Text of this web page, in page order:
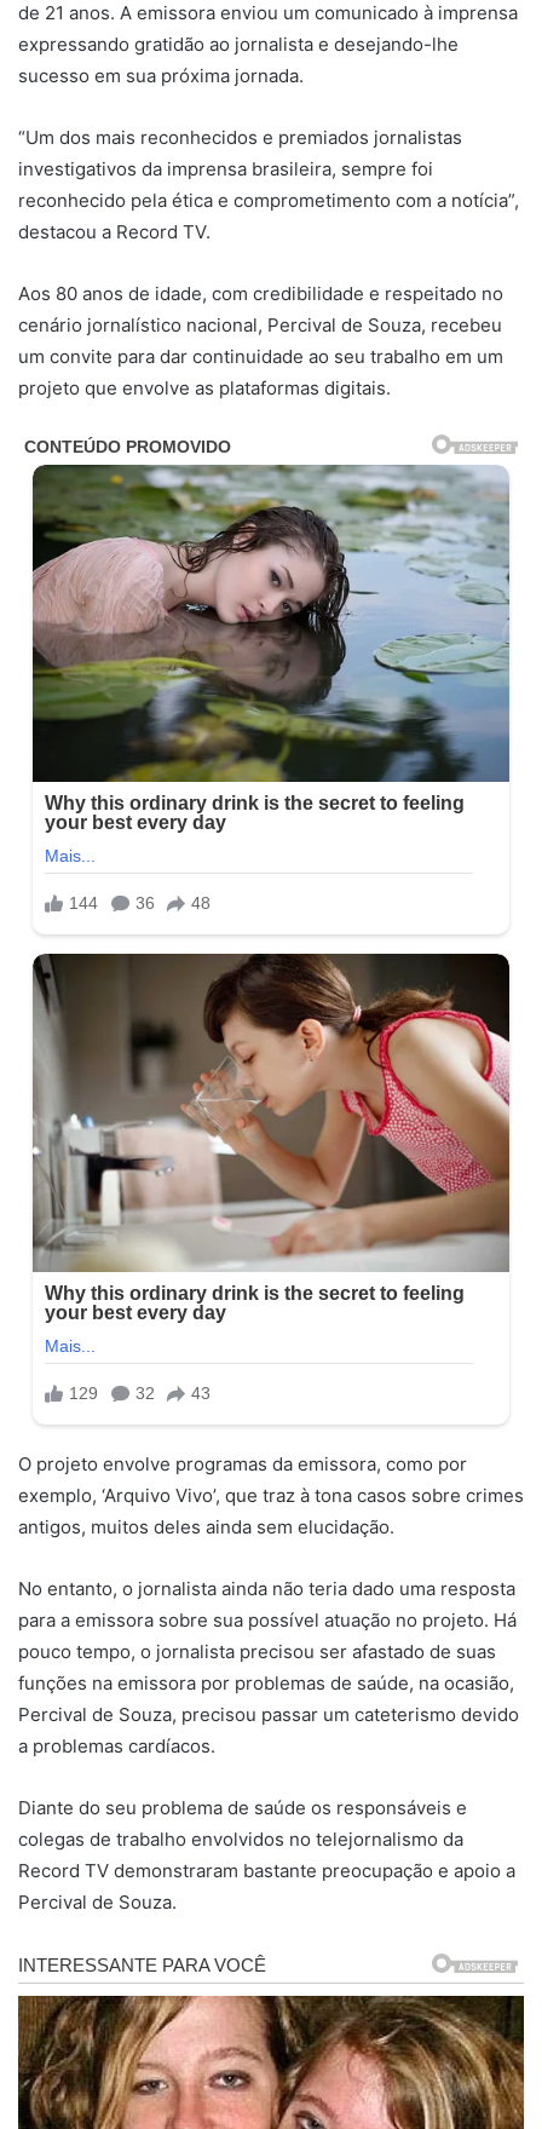
de 21 anos. A emissora enviou um comunicado à imprensa
expressando gratidão ao jornalista e desejando-lhe
sucesso em sua próxima jornada.
“Um dos mais reconhecidos e premiados jornalistas
investigativos da imprensa brasileira, sempre foi
reconhecido pela ética e comprometimento com a notícia”,
destacou a Record TV.
Aos 80 anos de idade, com credibilidade e respeitado no
cenário jornalístico nacional, Percival de Souza, recebeu
um convite para dar continuidade ao seu trabalho em um
projeto que envolve as plataformas digitais.
O projeto envolve programas da emissora, como por
exemplo, ‘Arquivo Vivo’, que traz à tona casos sobre crimes
antigos, muitos deles ainda sem elucidação.
No entanto, o jornalista ainda não teria dado uma resposta
para a emissora sobre sua possível atuação no projeto. Há
pouco tempo, o jornalista precisou ser afastado de suas
funções na emissora por problemas de saúde, na ocasião,
Percival de Souza, precisou passar um cateterismo devido
a problemas cardíacos.
Diante do seu problema de saúde os responsáveis e
colegas de trabalho envolvidos no telejornalismo da
Record TV demonstraram bastante preocupação e apoio a
Percival de Souza.